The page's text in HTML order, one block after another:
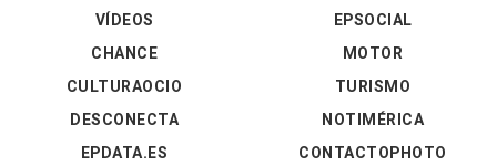
VÍDEOS
EPSOCIAL
CHANCE
CULTURAOCIO
DESCONECTA
EPDATA.ES
MOTOR
TURISMO
NOTIMÉRICA
CONTACTOPHOTO